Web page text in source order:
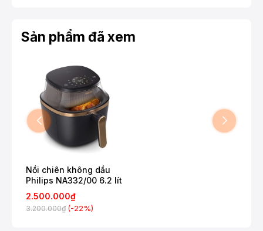
Sản phẩm đã xem
Nồi chiên không dầu
Philips NA332/00 6.2 lít
2.500.000₫
3.200.000₫ (-22%)